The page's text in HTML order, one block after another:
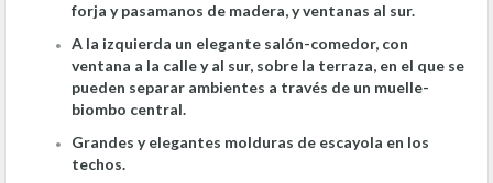
forja y pasamanos de madera, y ventanas al sur.
A la izquierda un elegante salón-comedor, con
ventana a la calle y al sur, sobre la terraza, en el que se
pueden separar ambientes a través de un muelle-
biombo central.
Grandes y elegantes molduras de escayola en los
techos.